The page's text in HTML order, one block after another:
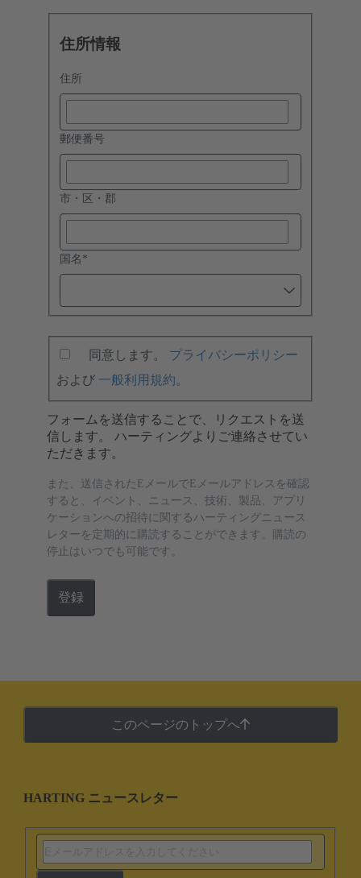
住所情報
住所
郵便番号
市・区・郡
国名 *
同意します。 プライバシーポリシー
および 一般利用規約。
フォームを送信することで、リクエストを送
信します。 ハーティングよりご連絡させてい
ただきます。
また、送信されたEメールでEメールアドレスを確認
すると、イベント、ニュース、技術、製品、アプリ
ケーションへの招待に関するハーティングニュース
レターを定期的に購読することができます。購読の
停止はいつでも可能です。
登録
このページのトップへ
HARTING ニュースレター